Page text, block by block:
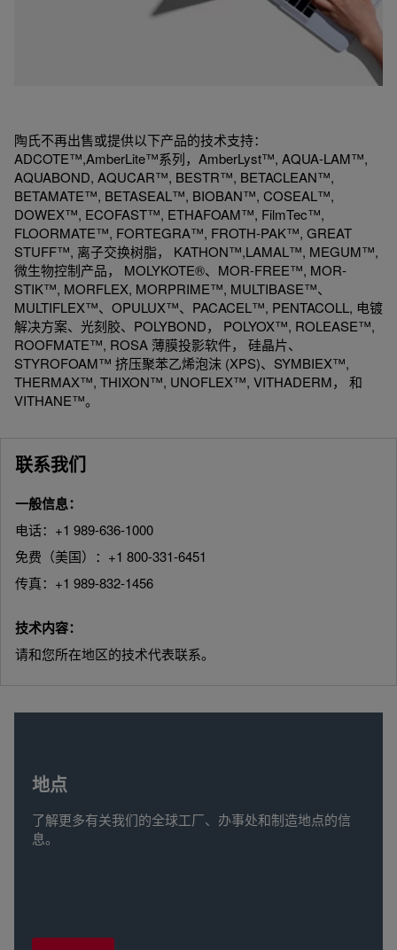
陶氏不再出售或提供以下产品的技术支持：
ADCOTE™,AmberLite™系列，AmberLyst™, AQUA-LAM™,
AQUABOND, AQUCAR™, BESTR™, BETACLEAN™,
BETAMATE™, BETASEAL™, BIOBAN™, COSEAL™,
DOWEX™, ECOFAST™, ETHAFOAM™, FilmTec™,
FLOORMATE™, FORTEGRA™, FROTH-PAK™, GREAT
STUFF™, 离子交换树脂， KATHON™,LAMAL™, MEGUM™,
微生物控制产品， MOLYKOTE®、MOR-FREE™, MOR-
STIK™, MORFLEX, MORPRIME™, MULTIBASE™、
MULTIFLEX™、OPULUX™、PACACEL™, PENTACOLL, 电镀
解决方案、光刻胶、POLYBOND， POLYOX™, ROLEASE™,
ROOFMATE™, ROSA 薄膜投影软件， 硅晶片、
STYROFOAM™ 挤压聚苯乙烯泡沫 (XPS)、SYMBIEX™,
THERMAX™, THIXON™, UNOFLEX™, VITHADERM， 和
VITHANE™。
联系我们
一般信息：
电话：+1 989-636-1000
免费（美国）：+1 800-331-6451
传真：+1 989-832-1456
技术内容：
请和您所在地区的技术代表联系。
地点
了解更多有关我们的全球工厂、办事处和制造地点的信
息。